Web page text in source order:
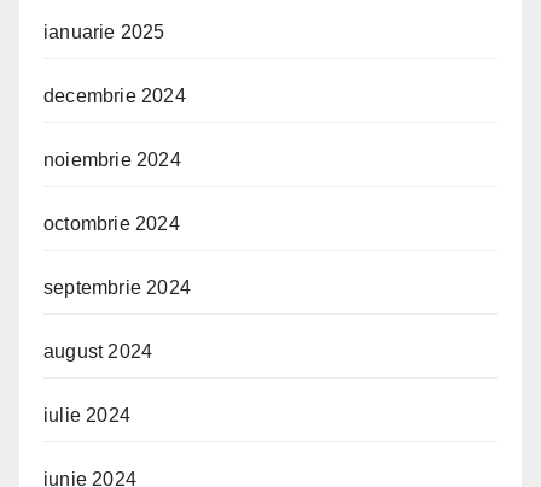
ianuarie 2025
decembrie 2024
noiembrie 2024
octombrie 2024
septembrie 2024
august 2024
iulie 2024
iunie 2024